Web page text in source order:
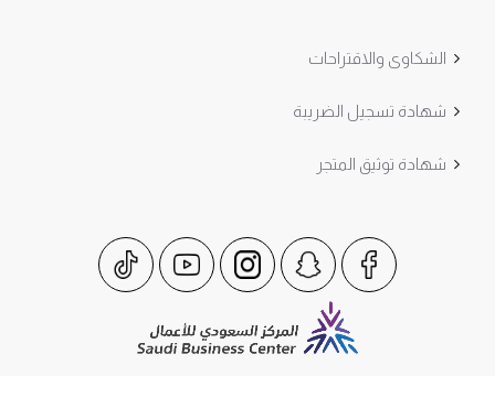
الشكاوى والاقتراحات
شهادة تسجيل الضريبة
شهادة توثيق المتجر